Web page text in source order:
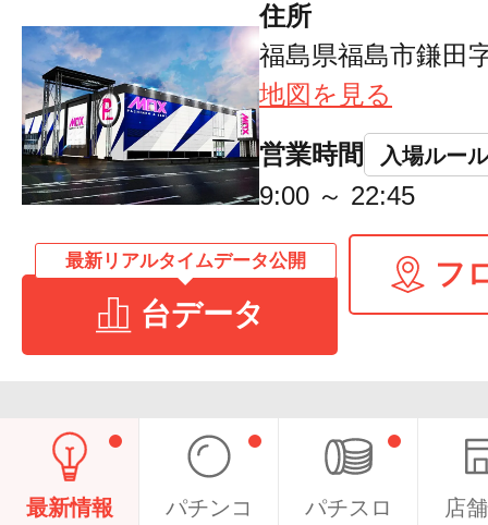
住所
福島県福島市鎌田
地図を見る
営業時間 入場ルール
9:00 ～ 22:45
最新リアルタイムデータ公開
台データ
フ
最新情報 パチンコ パチスロ 店